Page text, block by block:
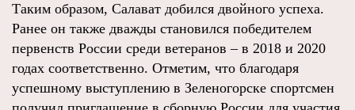
Таким образом, Салават добился двойного успеха.
Ранее он также дважды становился победителем
первенств России среди ветеранов – в 2018 и 2020
годах соответственно. Отметим, что благодаря
успешному выступлению в Зеленогорске спортсмен